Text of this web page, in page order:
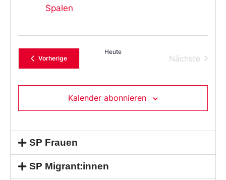
Spalen
VorherigeVeranstaltungen
Heute
Nächste
Kalender abonnieren
SP Frauen
SP Migrant:innen